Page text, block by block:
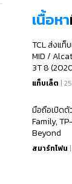
เนื้อหา
TCL ส่งแท็
MID /
3T 8
แท็บเล็ต |
มือถือเปิดตั
Family,
Beyond
สมาร์ทโฟน